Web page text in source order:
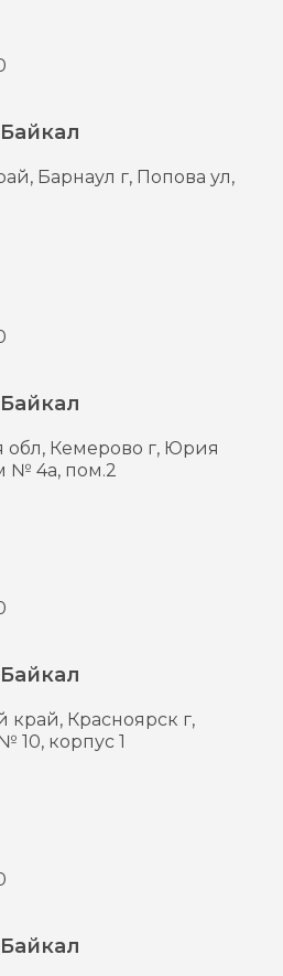
Барнаул г, Попова ул,
обл, Кемерово г, Юрия
№ 4а, пом.2
край, Красноярск г,
10, корпус 1